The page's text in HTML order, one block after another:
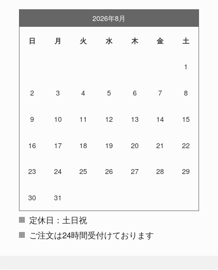
2026年8月
日 月 火 水 木 金 土
1
2 3 4 5 6 7 8
9 10 11 12 13 14 15
16 17 18 19 20 21 22
23 24 25 26 27 28 29
30 31
定休日：土日祝
ご注文は24時間受付けております